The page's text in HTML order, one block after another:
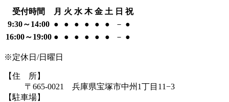
受付時間 月 火 水 木 金 土 日 祝
9:30～14:00 ● ● ● ● ● ● － ●
16:00～19:00 ● ● ● ● ● ● － ●
※定休日/日曜日
【住 所】
〒665-0021 兵庫県宝塚市中州1丁目11−3
【駐車場】